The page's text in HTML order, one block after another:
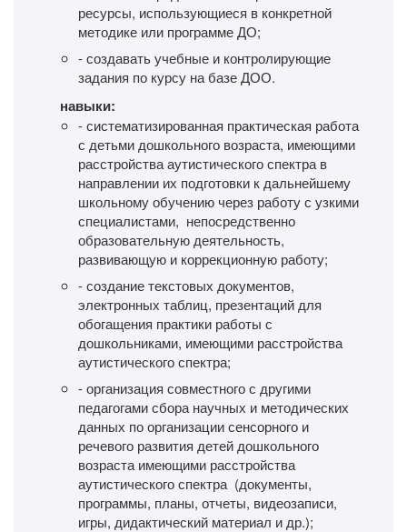
ресурсы, использующиеся в конкретной
методике или программе ДО;
- создавать учебные и контролирующие
задания по курсу на базе ДОО.
навыки:
- систематизированная практическая работа
с детьми дошкольного возраста, имеющими
расстройства аутистического спектра в
направлении их подготовки к дальнейшему
школьному обучению через работу с узкими
специалистами, непосредственно
образовательную деятельность,
развивающую и коррекционную работу;
- создание текстовых документов,
электронных таблиц, презентаций для
обогащения практики работы с
дошкольниками, имеющими расстройства
аутистического спектра;
- организация совместного с другими
педагогами сбора научных и методических
данных по организации сенсорного и
речевого развития детей дошкольного
возраста имеющими расстройства
аутистического спектра (документы,
программы, планы, отчеты, видеозаписи,
игры, дидактический материал и др.);